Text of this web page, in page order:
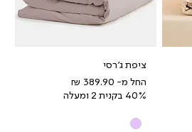
ציפת ג'רסי
החל מ-
מחיר מבצע
40% בקנית 2 ומעלה